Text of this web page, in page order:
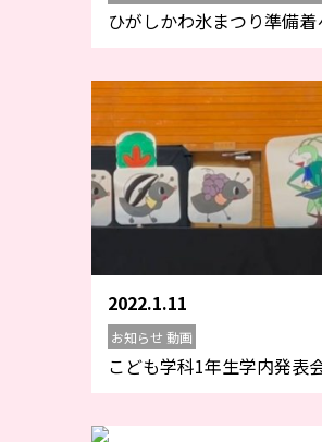
ひがしかわ氷まつり準備着
2022.1.11
お知らせ 動画
こども学科1年生学内発表